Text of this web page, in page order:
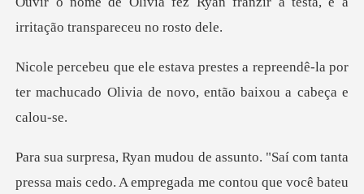
irritaç
repreendê-la por
ter machucado Olivia d
í com tanta
pressa mais cedo. A empregada me